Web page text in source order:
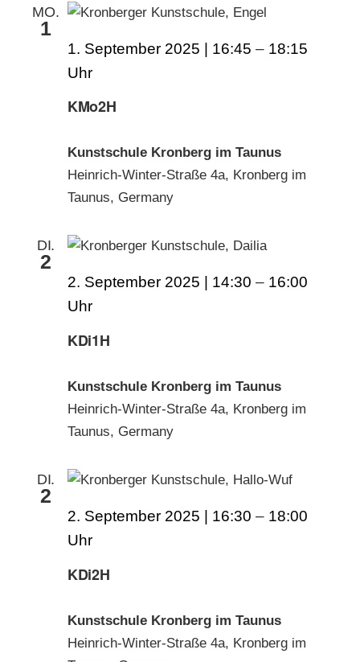
MO.
1
KMo2H
1. September 2025 | 16:45 – 18:15
Kunstschule Kronberg im Taunus
Heinrich-Winter-Straße 4a, Kronberg im
Taunus, Germany
DI.
2
KDi1H
2. September 2025 | 14:30 – 16:00
Kunstschule Kronberg im Taunus
Heinrich-Winter-Straße 4a, Kronberg im
Taunus, Germany
DI.
2
KDi2H
2. September 2025 | 16:30 – 18:00
Kunstschule Kronberg im Taunus
Heinrich-Winter-Straße 4a, Kronberg im